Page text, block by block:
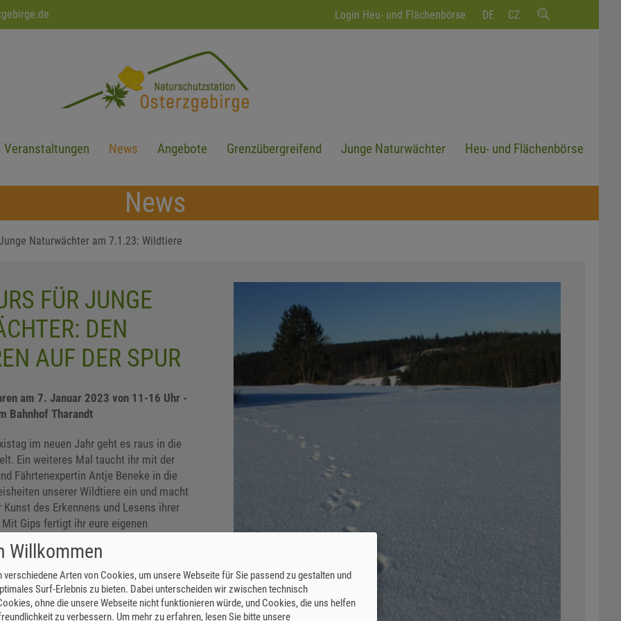
Login Heu- und Flächenbörse DE CZ
Veranstaltungen News Angebote Grenzübergreifend Junge Naturwächter Heu- und Flächenbörse
News
Naturwächter am 7.1.23: Wildtiere
FÜR JUNGE
DEN
AUF DER SPUR
am 7. Januar 2023 von 11-16 Uhr -
Bahnhof Tharandt
im neuen Jahr geht es raus in die
Ein weiteres Mal taucht ihr mit der
Fährtenexpertin Antje Beneke in die
unserer Wildtiere ein und macht
des Erkennens und Lesens ihrer
Gips fertigt ihr eure eigenen
klingt mit Stockbrot am Lagerfeuer
Johannishöhe aus. Dabei versucht ihr,
einzigen Streichholz anzuzünden. Ob das
Praxistag ist kostenfrei. Anmeldungen
Willkommen
verschiedene Arten von Cookies, um unsere Webseite für Sie passend zu gestalten und
Surf-Erlebnis zu bieten. Dabei unterscheiden wir zwischen technisch
ohne die unsere Webseite nicht funktionieren würde, und Cookies, die uns helfen
zu verbessern. Um mehr zu erfahren, lesen Sie bitte unsere